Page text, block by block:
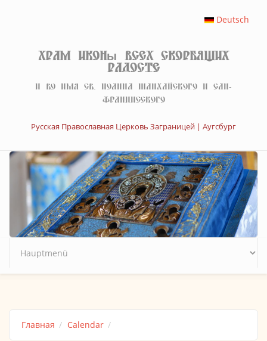
Deutsch
Храм иконы Всех скорбящих
Радосте
И во имя св. Иоанна Шанхайского и Сан-
Францисского
Русская Православная Церковь Заграницей | Аугсбург
Главная Calendar